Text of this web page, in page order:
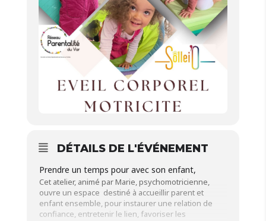
DÉTAILS DE L'ÉVÉNEMENT
Prendre un temps pour avec son enfant,
Cet atelier, animé par Marie, psychomotricienne,
ouvre un espace destiné à accueillir parent et
enfant ensemble, pour instaurer une relation de
confiance, entretenir le lien, favoriser les